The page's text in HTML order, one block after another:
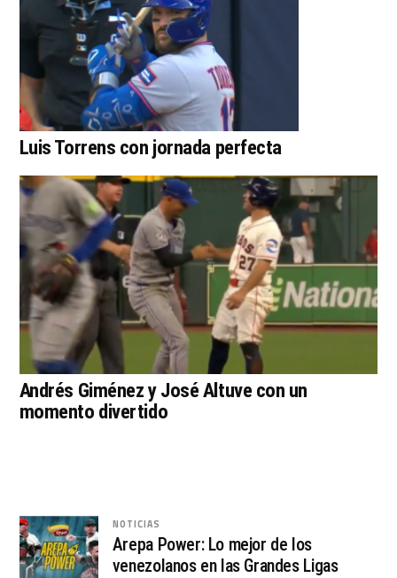
Luis Torrens con jornada perfecta
Andrés Giménez y José Altuve con un
momento divertido
NOTICIAS
Arepa Power: Lo mejor de los
venezolanos en las Grandes Ligas